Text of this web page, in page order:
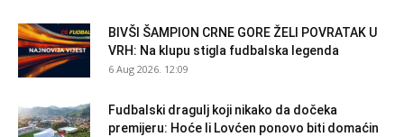
BIVŠI ŠAMPION CRNE GORE ŽELI POVRATAK U
VRH: Na klupu stigla fudbalska legenda
6 Aug 2026. 12:09
Fudbalski dragulj koji nikako da dočeka
premijeru: Hoće li Lovćen ponovo biti domaćin